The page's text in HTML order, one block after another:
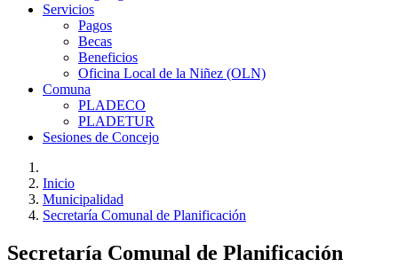
Servicios
Pagos
Becas
Beneficios
Oficina Local de la Niñez (OLN)
Comuna
PLADECO
PLADETUR
Sesiones de Concejo
Inicio
Municipalidad
Secretaría Comunal de Planificación
Secretaría Comunal de Planificación